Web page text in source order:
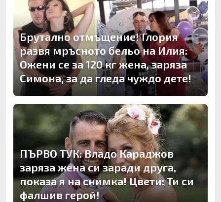
Брутално отмъщение! Глория
развя мръсното бельо на Илия:
Ожени се за 120 кг жена, заряза
Симона, за да гледа чуждо дете!
ПЪРВО ТУК: Владо Караджов
заряза жена си заради друга,
показа я на снимка! Цвети: Ти си
фалшив герой!